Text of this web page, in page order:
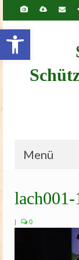
Werkzeugleiste öffnen
springen
Menü
lach001-
| 0